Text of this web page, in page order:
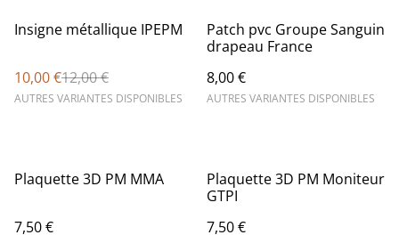
%
Insigne métallique IPEPM
10,00 €12,00 €
AUTRES VARIANTES DISPONIBLES
Patch pvc Groupe Sanguin
drapeau France
8,00 €
AUTRES VARIANTES DISPONIBLES
Plaquette 3D PM MMA
7,50 €
Plaquette 3D PM Moniteur
GTPI
7,50 €